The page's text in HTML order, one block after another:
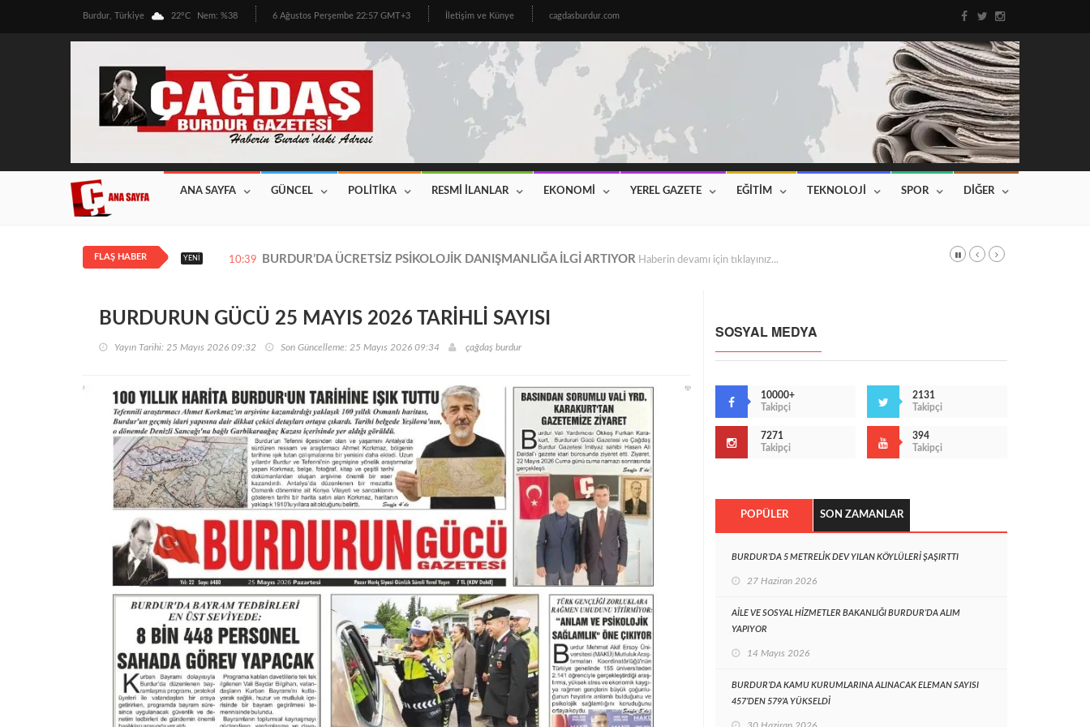
Burdur, Türkiye 22°C Nem: %38 6 Ağustos Perşembe 22:57 GMT+3 İletişim ve Künye cagdasburdur.com
ANA SAYFA GÜNCEL POLİTİKA RESMİ İLANLAR EKONOMİ YEREL GAZETE EĞİTİM TEKNOLOJİ SPOR DİĞER
FLAŞ HABER YENI 12:08 BURDUR’DA ÜRETİCİNİN BEKLEDİĞİ HABER GELDİ! 2026 YILI FİYATLAR AÇIKLANDI Haberin devamı için tıklayınız...
BURDURUN GÜCÜ 25 MAYIS 2026 TARİHLİ SAYISI
Yayın Tarihi: 25 Mayıs 2026 09:32 Son Güncelleme: 25 Mayıs 2026 09:34 çağdaş burdur
SOSYAL MEDYA
10000+
Takipçi
2131
Takipçi
7271
Takipçi
394
Takipçi
POPÜLER SON ZAMANLAR
BURDUR’DA 5 METRELİK DEV YILAN KÖYLÜLERİ ŞAŞIRTTI
27 Haziran 2026
AİLE VE SOSYAL HİZMETLER BAKANLIĞI BURDUR’DA ALIM
YAPIYOR
14 Mayıs 2026
BURDUR’DA KAMU KURUMLARINA ALINACAK ELEMAN SAYISI
457’DEN 579’A YÜKSELDİ